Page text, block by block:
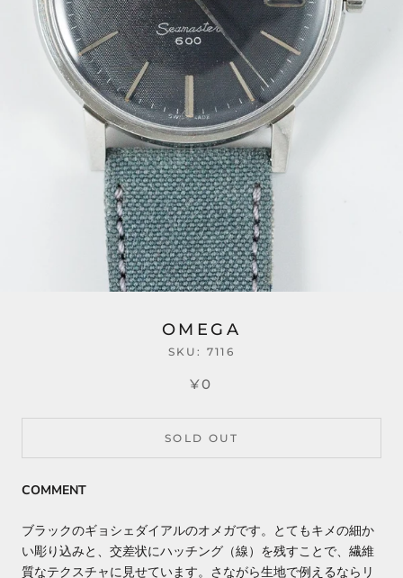
OMEGA
SKU: 7116
¥0
SOLD OUT
COMMENT
ブラックのギョシェダイアルのオメガです。とてもキメの細か
い彫り込みと、交差状にハッチング（線）を残すことで、繊維
質なテクスチャに見せています。さながら生地で例えるならリ